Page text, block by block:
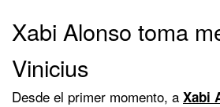
Xabi Alonso toma
Vinicius
Desde el primer momento, a Xabi